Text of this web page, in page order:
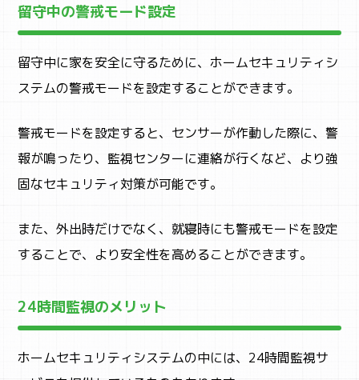
留守中の警戒モード設定
留守中に家を安全に守るために、ホームセキュリティシ
ステムの警戒モードを設定することができます。
警戒モードを設定すると、センサーが作動した際に、警
報が鳴ったり、監視センターに連絡が行くなど、より強
固なセキュリティ対策が可能です。
また、外出時だけでなく、就寝時にも警戒モードを設定
することで、より安全性を高めることができます。
24時間監視のメリット
ホームセキュリティシステムの中には、24時間監視サ